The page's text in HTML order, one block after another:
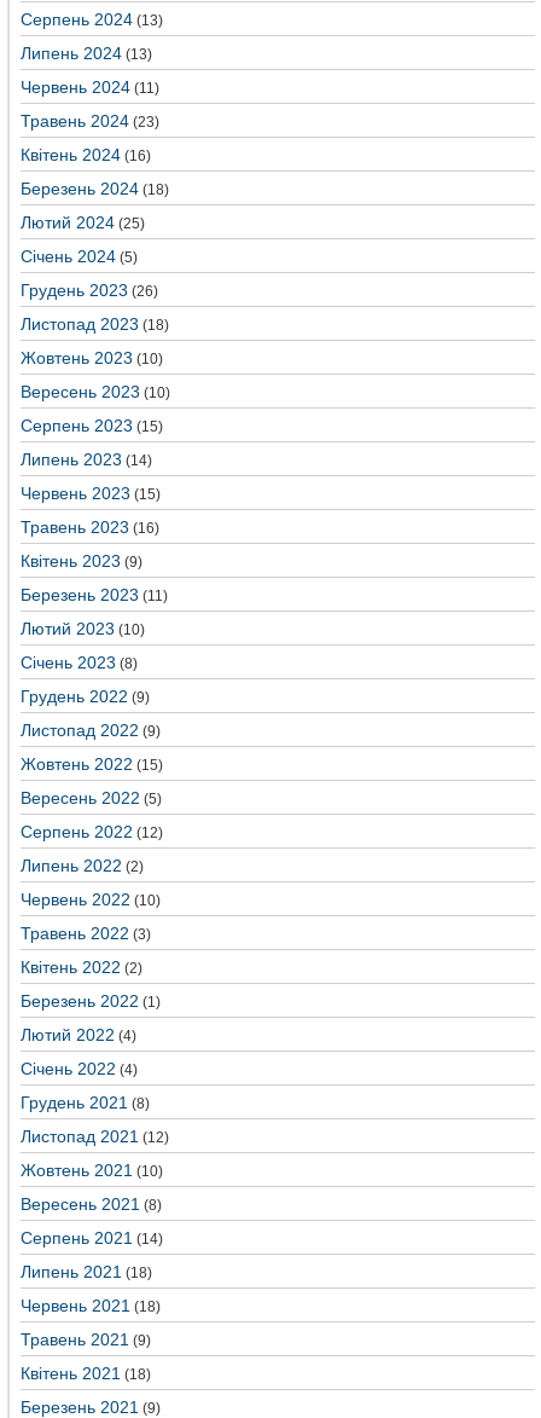
Серпень 2024 (13)
Липень 2024 (13)
Червень 2024 (11)
Травень 2024 (23)
Квітень 2024 (16)
Березень 2024 (18)
Лютий 2024 (25)
Січень 2024 (5)
Грудень 2023 (26)
Листопад 2023 (18)
Жовтень 2023 (10)
Вересень 2023 (10)
Серпень 2023 (15)
Липень 2023 (14)
Червень 2023 (15)
Травень 2023 (16)
Квітень 2023 (9)
Березень 2023 (11)
Лютий 2023 (10)
Січень 2023 (8)
Грудень 2022 (9)
Листопад 2022 (9)
Жовтень 2022 (15)
Вересень 2022 (5)
Серпень 2022 (12)
Липень 2022 (2)
Червень 2022 (10)
Травень 2022 (3)
Квітень 2022 (2)
Березень 2022 (1)
Лютий 2022 (4)
Січень 2022 (4)
Грудень 2021 (8)
Листопад 2021 (12)
Жовтень 2021 (10)
Вересень 2021 (8)
Серпень 2021 (14)
Липень 2021 (18)
Червень 2021 (18)
Травень 2021 (9)
Квітень 2021 (18)
Березень 2021 (9)